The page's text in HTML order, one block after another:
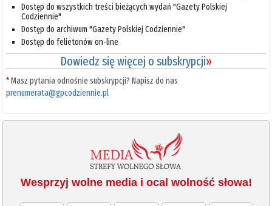
Dostęp do wszystkich treści bieżących wydań "Gazety Polskiej
Codziennie"
Dostęp do archiwum "Gazety Polskiej Codziennie"
Dostęp do felietonów on-line
Dowiedz się więcej o subskrypcji»
*Masz pytania odnośnie subskrypcji? Napisz do nas
prenumerata@gpcodziennie.pl
Wesprzyj wolne media i ocal wolność słowa!